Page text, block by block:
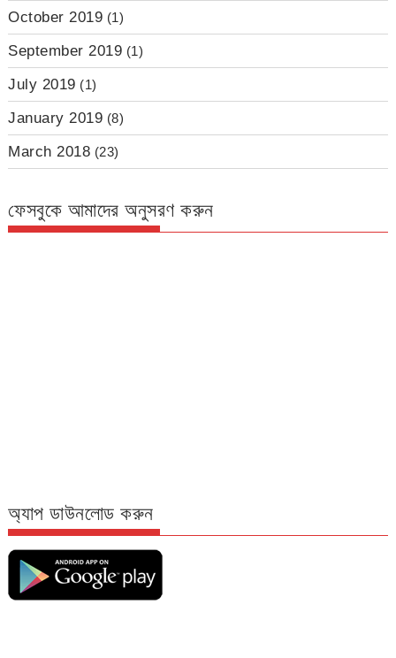
October 2019 (1)
September 2019 (1)
July 2019 (1)
January 2019 (8)
March 2018 (23)
ফেসবুকে আমাদের অনুসরণ করুন
অ্যাপ ডাউনলোড করুন